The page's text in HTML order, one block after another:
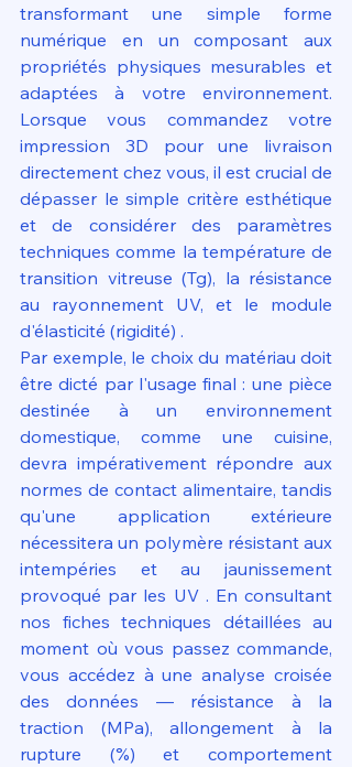
transformant une simple forme
numérique en un composant aux
propriétés physiques mesurables et
adaptées à votre environnement.
Lorsque vous commandez votre
impression 3D pour une livraison
directement chez vous, il est crucial de
dépasser le simple critère esthétique
et de considérer des paramètres
techniques comme la température de
transition vitreuse (Tg), la résistance
au rayonnement UV, et le module
d'élasticité (rigidité) .
Par exemple, le choix du matériau doit
être dicté par l'usage final : une pièce
destinée à un environnement
domestique, comme une cuisine,
devra impérativement répondre aux
normes de contact alimentaire, tandis
qu'une application extérieure
nécessitera un polymère résistant aux
intempéries et au jaunissement
provoqué par les UV . En consultant
nos fiches techniques détaillées au
moment où vous passez commande,
vous accédez à une analyse croisée
des données — résistance à la
traction (MPa), allongement à la
rupture (%) et comportement